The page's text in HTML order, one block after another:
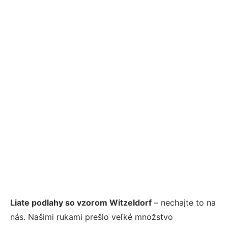
Liate podlahy so vzorom Witzeldorf – nechajte to na
nás. Našimi rukami prešlo veľké množstvo